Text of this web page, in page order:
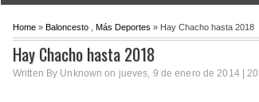
Home » Baloncesto Más Deportes » Hay Chacho hasta 2018
Hay Chacho hasta 2018
Written By Unknown on jueves, 9 de enero de 2014 |